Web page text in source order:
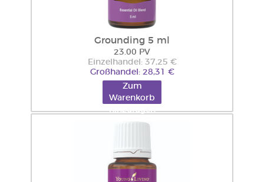
Grounding 5 ml
23.00 PV
Einzelhandel: 37,25 €
Großhandel: 28,31 €
Zum
Warenkorb
hinzufügen